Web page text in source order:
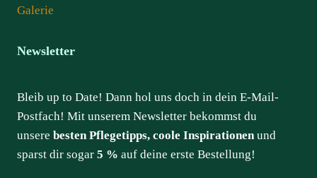
Galerie
Newsletter
Bleib up to Date! Dann hol uns doch in dein E-Mail-
Postfach! Mit unserem Newsletter bekommst du
unsere besten Pflegetipps, coole Inspirationenund
sparst dir sogar 5 % auf deine erste Bestellung!